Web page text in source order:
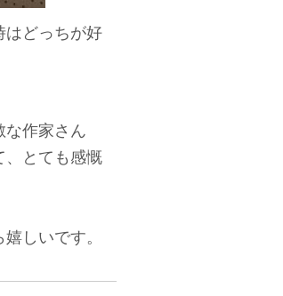
はどっちが好
な作家さん
、とても感慨
しいです。